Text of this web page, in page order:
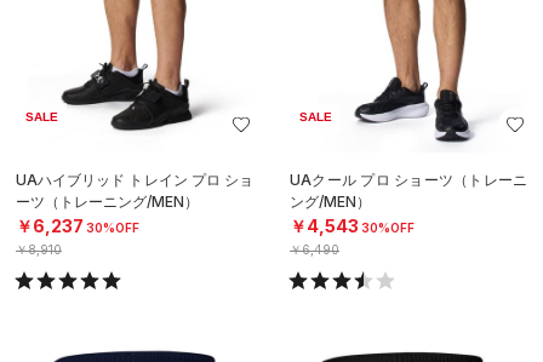
SALE
UAハイブリッド トレイン プロ ショ
ーツ（トレーニング/MEN）
￥6,237 30%OFF
￥8,910
SALE
UAクール プロ ショーツ（トレーニ
ング/MEN）
￥4,543 30%OFF
￥6,490